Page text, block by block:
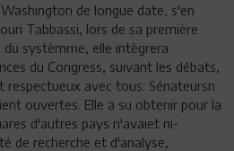
de longue date, s'en
Tabbassi, lors de sa première
systèmme, elle intègrera
du Congress, suivant les débats,
avec tous: Sénateursn
ouvertes. Elle a su obtenir pour la
d'autres pays n'avaiet ni-
de recherche et d'analyse,